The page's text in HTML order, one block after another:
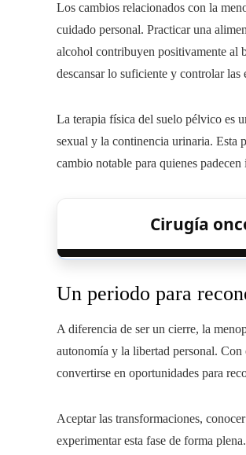
Los cambios relacionados con la
cuidado personal. Practicar una
alcohol contribuyen positivamente al
descansar lo suficiente y controlar
La terapia física del suelo pélvico es
sexual y la continencia urinaria. Esta
cambio notable para quienes
Cirugía
Un periodo para
A diferencia de ser un cierre, la
autonomía y la libertad personal.
convertirse en oportunidades para
Aceptar las transformaciones,
experimentar esta fase de forma